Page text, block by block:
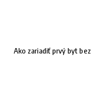
Ako zariadiť prvý byt